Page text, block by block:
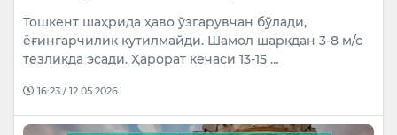
Тошкент шаҳрида ҳаво ўзгарувчан бўлади,
ёғингарчилик кутилмайди. Шамол шарқдан 3-8 м/с
тезликда эсади. Ҳарорат кечаси 13-15 …
16:23 / 12.05.2026